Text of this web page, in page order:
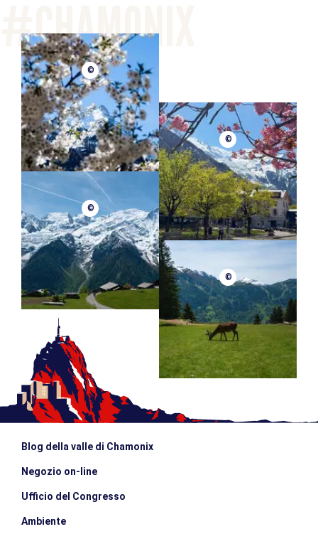
©
©
©
©
Blog della valle di Chamonix
Negozio on-line
Ufficio del Congresso
Ambiente